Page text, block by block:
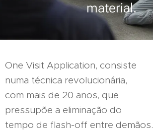
material.
One Visit Application, consiste
numa técnica revolucionária,
com mais de 20 anos, que
pressupõe a eliminação do
tempo de flash-off entre demãos.